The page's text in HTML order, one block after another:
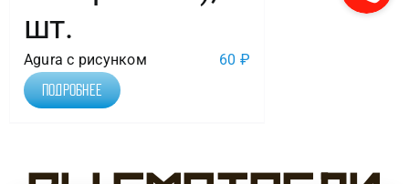
шт.
Agura с рисунком 60 ₽
Подробнее